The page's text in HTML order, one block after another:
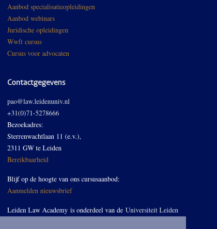
Aanbod specialisatieopleidingen
Aanbod webinars
Juridische opleidingen
Wwft cursus
Cursus voor advocaten
Contactgegevens
pao@law.leidenuniv.nl
+31(0)71-5278666
Bezoekadres:
Sterrenwachtlaan 11 (e.v.),
2311 GW te Leiden
Bereikbaarheid
Blijf op de hoogte van ons cursusaanbod:
Aanmelden nieuwsbrief
Leiden Law Academy is onderdeel van de Universiteit Leiden